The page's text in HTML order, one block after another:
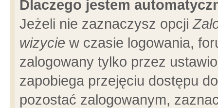
Dlaczego jestem
Jeżeli nie zaznaczysz opcji
wizycie w czasie logowania,
zalogowany tylko przez
zapobiega przejęciu dostępu
pozostać zalogowanym,